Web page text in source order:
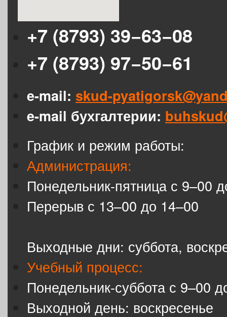
+7 (8793) 39−63−08
+7 (8793) 97−50−61
e-mail: skud-
e-mail бухгалтерии:
График и режим работы:
Администрация:
Понедельник-пятница с 9–00
Перерыв с 13–00 до 14–00
Выходные дни: суббота,
Учебный процесс:
Понедельник-суббота с 9–00
Выходной день: воскресенье